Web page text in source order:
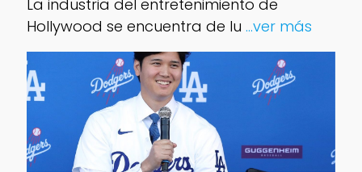
La industria del entretenimiento de
Hollywood se encuentra de lu ...ver más